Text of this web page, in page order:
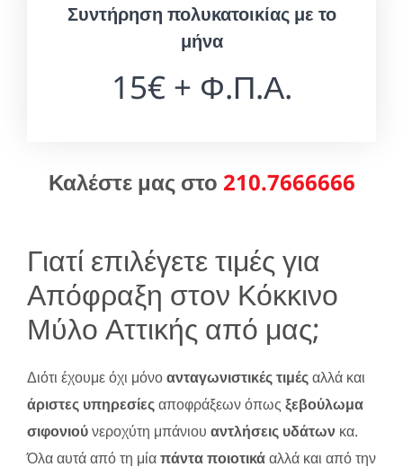
Συντήρηση πολυκατοικίας με το
μήνα
15€ + Φ.Π.Α.
Καλέστε μας στο 210.7666666
Γιατί επιλέγετε τιμές για
Απόφραξη στον Κόκκινο
Μύλο Αττικής από μας;
Διότι έχουμε όχι μόνοανταγωνιστικές τιμέςαλλά και
άριστες υπηρεσίεςαποφράξεων όπως ξεβούλωμα
σιφονιούνεροχύτη μπάνιου αντλήσεις υδάτων κα.
Όλα αυτά από τη μίαπάντα ποιοτικάαλλά και από την